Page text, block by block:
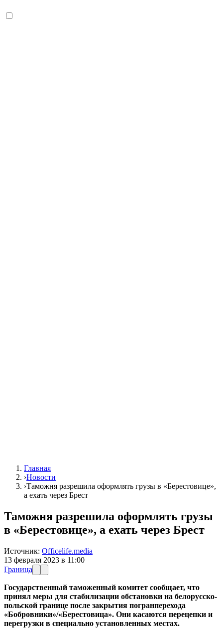
Главная
›Новости
›Таможня разрешила оформлять грузы в «Берестовице»,
а ехать через Брест
Таможня разрешила оформлять грузы
в «Берестовице», а ехать через Брест
Источник: Officelife.media
13 февраля 2023 в 11:00
Граница
Государственный таможенный комитет сообщает, что
принял меры для стабилизации обстановки на белорусско-
польской границе после закрытия погранперехода
«Бобровники»/«Берестовица». Они касаются перецепки и
перегрузки в специально установленных местах.